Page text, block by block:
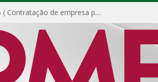
DISPENSA DE LICITAÇÃO Nº 003/2026 ( Contratação de empresa para fornecimento de gêneros alimentícios não perecíveis, materiais de expediente, descartáveis, copa e cozinha, para análise e posterior publicação.)